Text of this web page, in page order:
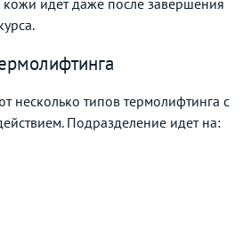
несколько типов термолифтинга с
Подразделение идет на: